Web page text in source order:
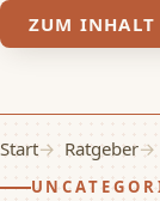
ZUM INHALT
Start Ratgeber